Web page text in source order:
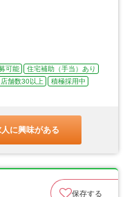
可能
住宅補助（手当）あり
店舗数30以上
積極採用中
に興味がある
保存する